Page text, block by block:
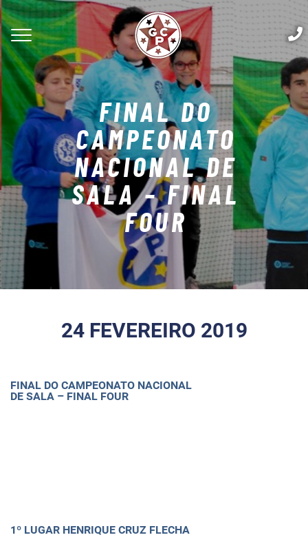
FINAL DO
CAMPEONATO
NACIONAL DE
SALA – FINAL
FOUR
24 FEVEREIRO 2019
FINAL DO CAMPEONATO NACIONAL
DE SALA – FINAL FOUR
1º LUGAR HENRIQUE CRUZ FLECHA